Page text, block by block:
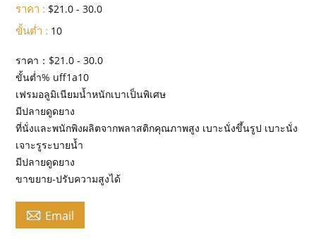
ราคา : $21.0 - 30.0
ขั้นต่ำ : 10
ราคา：$21.0 - 30.0
ขั้นต่ำ% uff1a10
เฟรมอลูมิเนียมน้ำหนักเบาเป็นพิเศษ
มีปลายดูดยาง
ที่นั่งและพนักพิงผลิตจากพลาสติกคุณภาพสูง เบาะนั่งขึ้นรูป เบาะนั่ง
เจาะรูระบายน้ำ
มีปลายดูดยาง
ขาขยาย-ปรับความสูงได้
 Email